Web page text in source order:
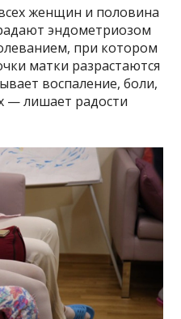
женщин и половина
эндометриозом
при котором
матки разрастаются
воспаление, боли,
— лишает радости